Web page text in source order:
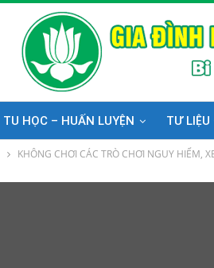
TU HỌC – HUẤN LUYỆN TƯ
KHÔNG CHƠI CÁC TRÒ CHƠI NGUY HIỂM,